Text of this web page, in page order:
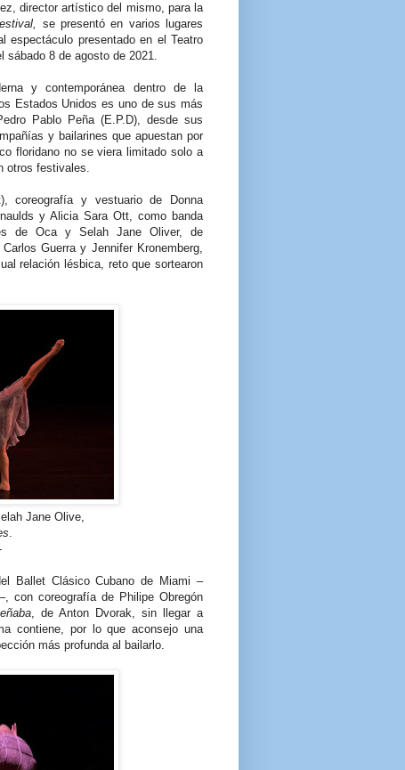
director artístico del mismo, para la
se presentó en varios lugares
espectáculo presentado en el Teatro
sábado 8 de agosto de 2021.
y contemporánea dentro de la
Estados Unidos es uno de sus más
Pablo Peña (E.P.D), desde sus
y bailarines que apuestan por
floridano no se viera limitado solo a
otros festivales.
coreografía y vestuario de Donna
y Alicia Sara Ott, como banda
de Oca y Selah Jane Oliver, de
Guerra y Jennifer Kronemberg,
relación lésbica, reto que sortearon
Jane Olive,
.
Ballet Clásico Cubano de Miami –
con coreografía de Philipe Obregón
, de Anton Dvorak, sin llegar a
contiene, por lo que aconsejo una
más profunda al bailarlo.